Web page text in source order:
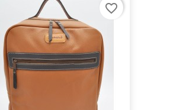
favorite_border